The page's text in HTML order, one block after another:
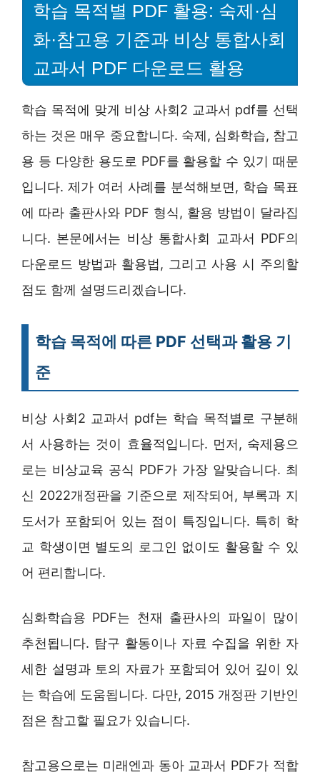
학습 목적별 PDF 활용: 숙제·심
화·참고용 기준과 비상 통합사회
교과서 PDF 다운로드 활용
학습 목적에 맞게 비상 사회2 교과서 pdf를 선택
하는 것은 매우 중요합니다. 숙제, 심화학습, 참고
용 등 다양한 용도로 PDF를 활용할 수 있기 때문
입니다. 제가 여러 사례를 분석해보면, 학습 목표
에 따라 출판사와 PDF 형식, 활용 방법이 달라집
니다. 본문에서는 비상 통합사회 교과서 PDF의
다운로드 방법과 활용법, 그리고 사용 시 주의할
점도 함께 설명드리겠습니다.
학습 목적에 따른 PDF 선택과 활용 기
준
비상 사회2 교과서 pdf는 학습 목적별로 구분해
서 사용하는 것이 효율적입니다. 먼저, 숙제용으
로는 비상교육 공식 PDF가 가장 알맞습니다. 최
신 2022개정판을 기준으로 제작되어, 부록과 지
도서가 포함되어 있는 점이 특징입니다. 특히 학
교 학생이면 별도의 로그인 없이도 활용할 수 있
어 편리합니다.
심화학습용 PDF는 천재 출판사의 파일이 많이
추천됩니다. 탐구 활동이나 자료 수집을 위한 자
세한 설명과 토의 자료가 포함되어 있어 깊이 있
는 학습에 도움됩니다. 다만, 2015 개정판 기반인
점은 참고할 필요가 있습니다.
참고용으로는 미래엔과 동아 교과서 PDF가 적합